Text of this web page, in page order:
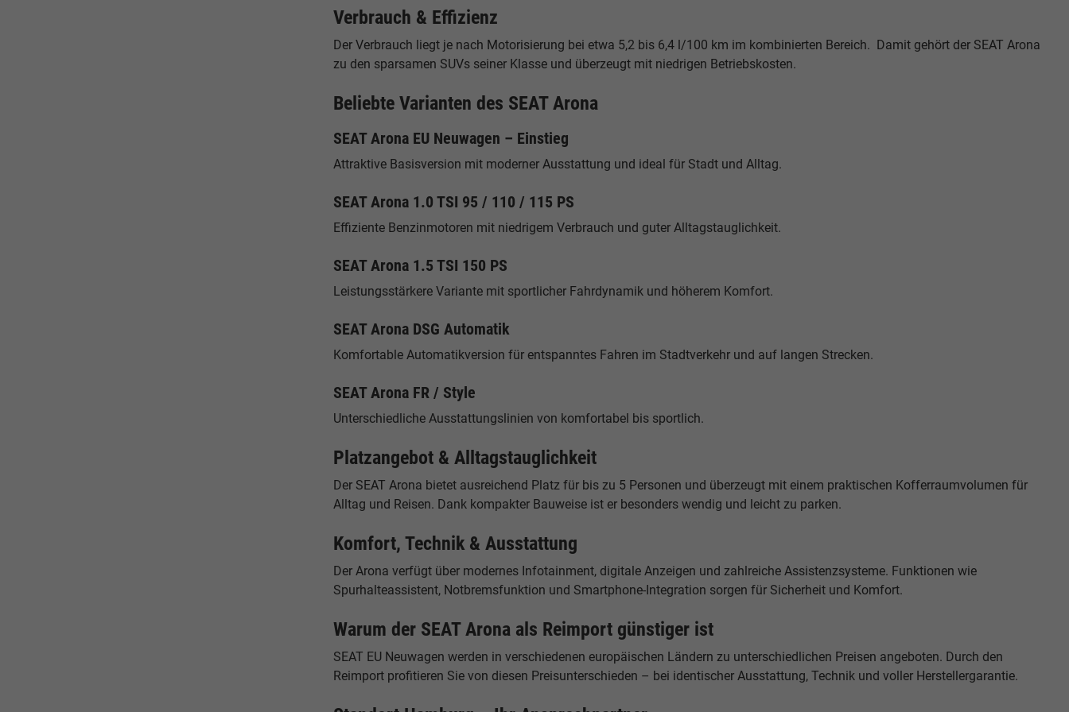
Verbrauch & Effizienz
Der Verbrauch liegt je nach Motorisierung bei etwa 5,2 bis 6,4 l/100 km im kombinierten Bereich. Damit gehört der SEAT Arona
zu den sparsamen SUVs seiner Klasse und überzeugt mit niedrigen Betriebskosten.
Beliebte Varianten des SEAT Arona
SEAT Arona EU Neuwagen – Einstieg
Attraktive Basisversion mit moderner Ausstattung und ideal für Stadt und Alltag.
SEAT Arona 1.0 TSI 95 / 110 / 115 PS
Effiziente Benzinmotoren mit niedrigem Verbrauch und guter Alltagstauglichkeit.
SEAT Arona 1.5 TSI 150 PS
Leistungsstärkere Variante mit sportlicher Fahrdynamik und höherem Komfort.
SEAT Arona DSG Automatik
Komfortable Automatikversion für entspanntes Fahren im Stadtverkehr und auf langen Strecken.
SEAT Arona FR / Style
Unterschiedliche Ausstattungslinien von komfortabel bis sportlich.
Platzangebot & Alltagstauglichkeit
Der SEAT Arona bietet ausreichend Platz für bis zu 5 Personen und überzeugt mit einem praktischen Kofferraumvolumen für
Alltag und Reisen. Dank kompakter Bauweise ist er besonders wendig und leicht zu parken.
Komfort, Technik & Ausstattung
Der Arona verfügt über modernes Infotainment, digitale Anzeigen und zahlreiche Assistenzsysteme. Funktionen wie
Spurhalteassistent, Notbremsfunktion und Smartphone-Integration sorgen für Sicherheit und Komfort.
Warum der SEAT Arona als Reimport günstiger ist
SEAT EU Neuwagen werden in verschiedenen europäischen Ländern zu unterschiedlichen Preisen angeboten. Durch den
Reimport profitieren Sie von diesen Preisunterschieden – bei identischer Ausstattung, Technik und voller Herstellergarantie.